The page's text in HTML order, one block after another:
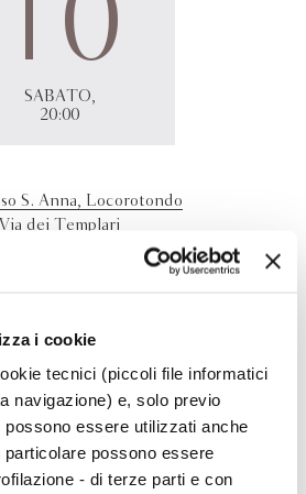
i cookie
tecnici (piccoli file informatici
navigazione) e, solo previo
possono essere utilizzati anche
possono essere
- di terze parti e con
10
SABATO,
20:00
S. Anna, Locorotondo
Via dei Templari
- Locorotondo (BA)
del borgo.